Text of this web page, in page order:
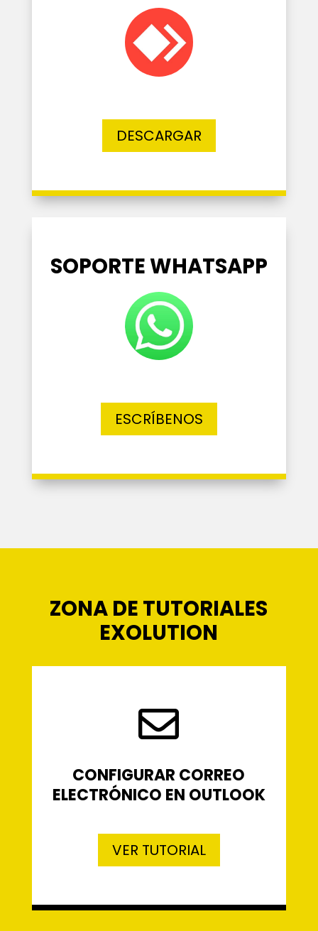
DESCARGAR
SOPORTE WHATSAPP
ESCRÍBENOS
ZONA DE TUTORIALES
EXOLUTION

CONFIGURAR CORREO
ELECTRÓNICO EN OUTLOOK
VER TUTORIAL